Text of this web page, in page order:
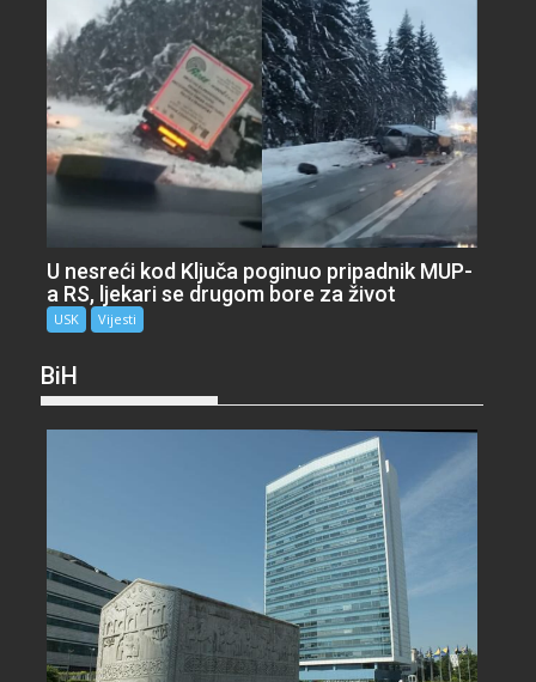
U nesreći kod Ključa poginuo pripadnik MUP-
a RS, ljekari se drugom bore za život
USK Vijesti
BiH